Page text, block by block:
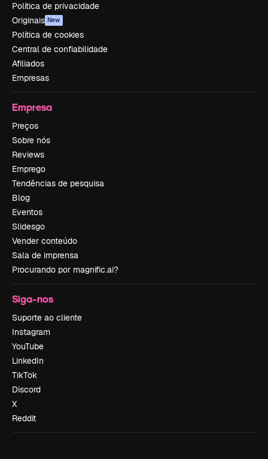
Política de privacidade
Originais New
Política de cookies
Central de confiabilidade
Afiliados
Empresas
Empresa
Preços
Sobre nós
Reviews
Emprego
Tendências de pesquisa
Blog
Eventos
Slidesgo
Vender conteúdo
Sala de imprensa
Procurando por magnific.ai?
Siga-nos
Suporte ao cliente
Instagram
YouTube
LinkedIn
TikTok
Discord
X
Reddit